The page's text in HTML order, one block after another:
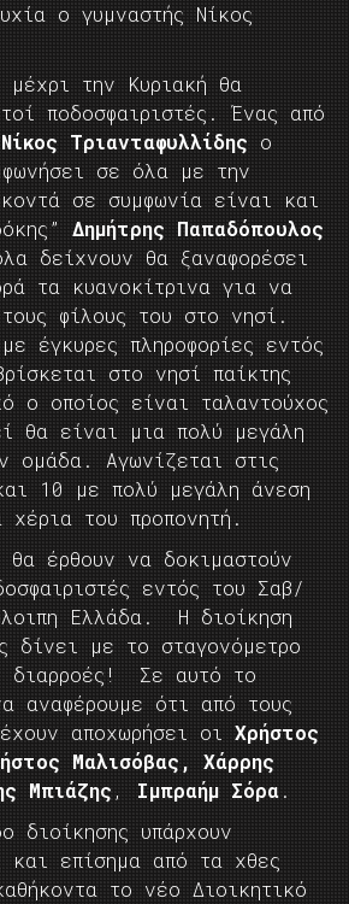
ο γυμναστής Νίκος
μέχρι την Κυριακή θα
ποδοσφαιριστές. Ένας από
Νίκος Τριανταφυλλίδης ο
σε όλα με την
σε συμφωνία είναι και
Δημήτρης Παπαδόπουλος
δείχνουν θα ξαναφορέσει
τα κυανοκίτρινα για να
φίλους του στο νησί.
έγκυρες πληροφορίες εντός
στο νησί παίκτης
ο οποίος είναι ταλαντούχος
θα είναι μια πολύ μεγάλη
ομάδα. Αγωνίζεται στις
10 με πολύ μεγάλη άνεση
του προπονητή.
θα έρθουν να δοκιμαστούν
εντός του Σαβ/
Ελλάδα. Η διοίκηση
δίνει με το σταγονόμετρο
διαρροές! Σε αυτό το
αναφέρουμε ότι από τους
αποχωρήσει οι Χρήστος
Μαλισόβας,
Χάρρης
Μπιάζης , Ιμπραήμ Σόρα.
διοίκησης υπάρχουν
και επίσημα από τα χθες
το νέο Διοικητικό